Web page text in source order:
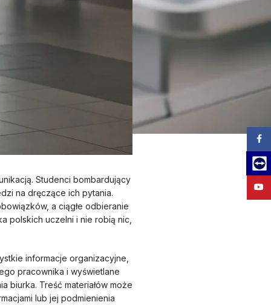
Studenci bombardujący
na dręczące ich pytania.
a ciągłe odbieranie
polskich uczelni i nie robią nic,
informacje organizacyjne,
pracownika i wyświetlane
biurka. Treść materiałów może
lub jej podmienienia